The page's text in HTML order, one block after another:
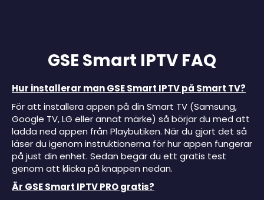
GSE Smart IPTV FAQ
Hur installerar man GSE Smart IPTV på Smart TV?
För att installera appen på din Smart TV (Samsung,
Google TV, LG eller annat märke) så börjar du med att
ladda ned appen från Playbutiken. När du gjort det så
läser du igenom instruktionerna för hur appen fungerar
på just din enhet. Sedan begär du ett gratis test
genom att klicka på knappen nedan.
Är GSE Smart IPTV PRO gratis?